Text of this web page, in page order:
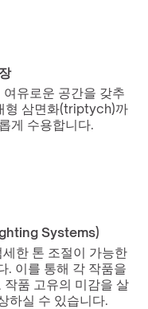
유로운 공간을 갖추
형 삼면화(triptych)까
게 수용합니다.
Systems)
한 톤 조절이 가능한
. 이를 통해 각 작품을
품 고유의 미감을 살
하실 수 있습니다.